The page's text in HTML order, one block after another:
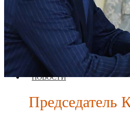
О ЖУРНАЛЕ
НОВОСТИ
Председатель